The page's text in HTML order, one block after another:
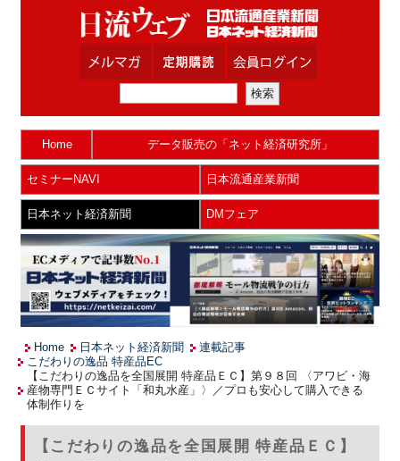
Home データ販売の「ネット経済研究所」
セミナーNAVI 日本流通産業新聞
日本ネット経済新聞 DMフェア
Home 日本ネット経済新聞
連載記事
こだわりの逸品 特産品EC
【こだわりの逸品を全国展開 特産品ＥＣ】第９８回 〈アワビ・海
産物専門ＥＣサイト「和丸水産」〉／プロも安心して購入できる
体制作りを
【こだわりの逸品を全国展開 特産品ＥＣ】